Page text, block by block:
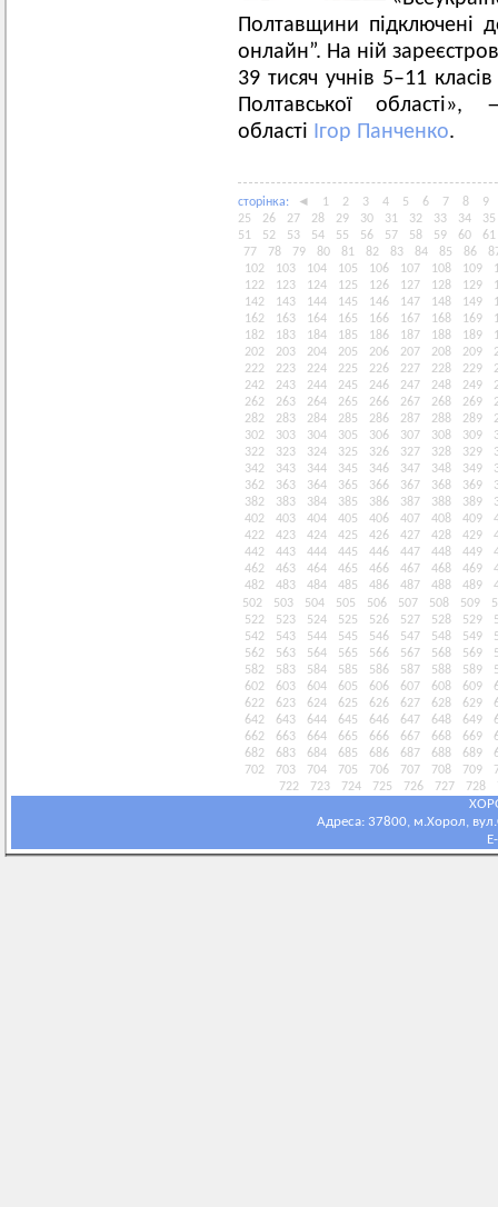
Полтавщини підключені
онлайн”. На ній
39 тисяч учнів 5–11
Полтавської області»,
області Ігор Панченко.
сторiнка: ◄ 1 2 3 4 5 6 7 8
9
25
26 27 28 29 30 31 32 33 34
35
51
52 53 54 55 56 57 58 59 60
61
77
78 79 80 81 82 83 84 85 86
102
103 104 105 106 107 108 109
122
123 124 125 126 127 128 129
142
143 144 145 146 147 148 149
162
163 164 165 166 167 168 169
182
183 184 185 186 187 188 189
202
203 204 205 206 207 208 209
222
223 224 225 226 227 228 229
242
243 244 245 246 247 248 249
262
263 264 265 266 267 268 269
282
283 284 285 286 287 288 289
302
303 304 305 306 307 308 309
322
323 324 325 326 327 328 329
342
343 344 345 346 347 348 349
362
363 364 365 366 367 368 369
382
383 384 385 386 387 388 389
402
403 404 405 406 407 408 409
422
423 424 425 426 427 428 429
442
443 444 445 446 447 448 449
462
463 464 465 466 467 468 469
482
483 484 485 486 487 488 489
502
503 504 505 506 507 508 509
522
523 524 525 526 527 528 529
542
543 544 545 546 547 548 549
562
563 564 565 566 567 568 569
582
583 584 585 586 587 588 589
602
603 604 605 606 607 608 609
622
623 624 625 626 627 628 629
642
643 644 645 646 647 648 649
662
663 664 665 666 667 668 669
682
683 684 685 686 687 688 689
702
703 704 705 706 707 708 709
722
723 724 725 726 727 728
Адреса: 37800, м.Хорол,